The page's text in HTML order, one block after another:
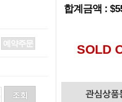
예약주문
합계금액 : $
SOLD